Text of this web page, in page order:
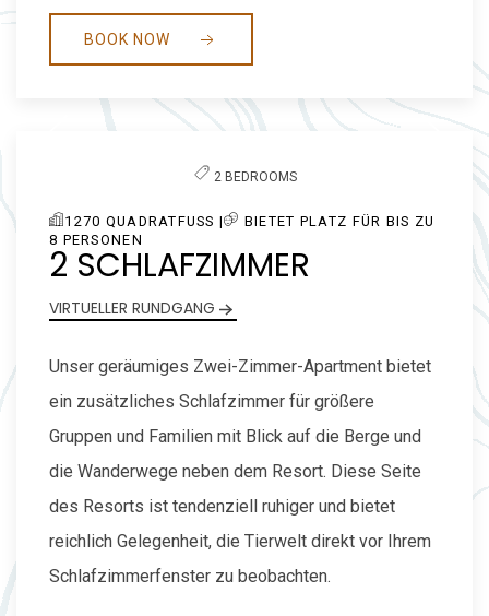
BOOK NOW
2 BEDROOMS
1270 QUADRATFUSS |
BIETET PLATZ FÜR BIS ZU
8 PERSONEN
2 SCHLAFZIMMER
VIRTUELLER RUNDGANG
Unser geräumiges Zwei-Zimmer-Apartment bietet
ein zusätzliches Schlafzimmer für größere
Gruppen und Familien mit Blick auf die Berge und
die Wanderwege neben dem Resort. Diese Seite
des Resorts ist tendenziell ruhiger und bietet
reichlich Gelegenheit, die Tierwelt direkt vor Ihrem
Schlafzimmerfenster zu beobachten.